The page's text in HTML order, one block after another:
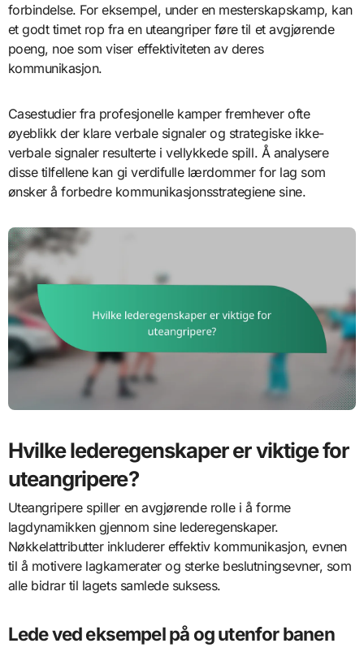
forbindelse. For eksempel, under en mesterskapskamp, kan
et godt timet rop fra en uteangriper føre til et avgjørende
poeng, noe som viser effektiviteten av deres
kommunikasjon.
Casestudier fra profesjonelle kamper fremhever ofte
øyeblikk der klare verbale signaler og strategiske ikke-
verbale signaler resulterte i vellykkede spill. Å analysere
disse tilfellene kan gi verdifulle lærdommer for lag som
ønsker å forbedre kommunikasjonsstrategiene sine.
Hvilke lederegenskaper er viktige for
uteangripere?
Uteangripere spiller en avgjørende rolle i å forme
lagdynamikken gjennom sine lederegenskaper.
Nøkkelattributter inkluderer effektiv kommunikasjon, evnen
til å motivere lagkamerater og sterke beslutningsevner, som
alle bidrar til lagets samlede suksess.
Lede ved eksempel på og utenfor banen